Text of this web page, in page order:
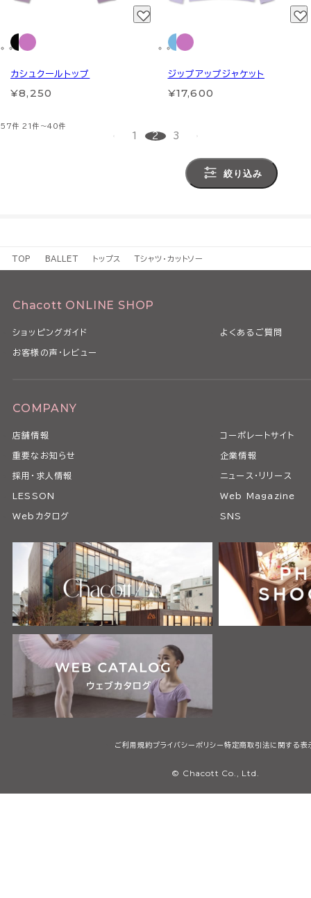
カシュクールトップ
¥8,250
ジップアップジャケット
¥17,600
57件21件～40件
1 2 3
絞り込み
TOP BALLET トップス Tシャツ・カットソー
Chacott ONLINE SHOP
ショッピングガイド よくあるご質問
お客様の声・レビュー
COMPANY
店舗情報 コーポレートサイト
重要なお知らせ 企業情報
採用・求人情報 ニュース・リリース
LESSON Web Magazine
Webカタログ SNS
ご利用規約プライバシーポリシー特定商取引法に関する表
© Chacott Co., Ltd.